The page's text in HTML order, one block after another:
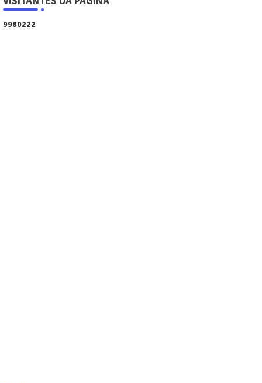
9980222